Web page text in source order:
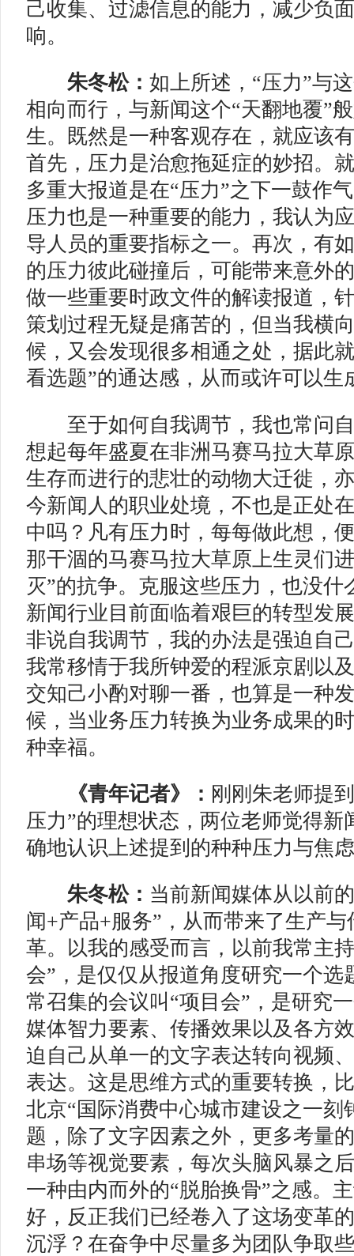
己收集、过滤信息的能力，减少负
响。
朱冬松： 如上所述，“压力”与
相向而行，与新闻这个“天翻地覆”
生。既然是一种客观存在，就应该
首先，压力是治愈拖延症的妙招。
多重大报道是在“压力”之下一鼓作
压力也是一种重要的能力，我认为
导人员的重要指标之一。再次，有
的压力彼此碰撞后，可能带来意外
做一些重要时政文件的解读报道，
策划过程无疑是痛苦的，但当我横
候，又会发现很多相通之处，据此
看选题”的通达感，从而或许可以生
至于如何自我调节，我也常问自
想起每年盛夏在非洲马赛马拉大草
生存而进行的悲壮的动物大迁徙，
今新闻人的职业处境，不也是正处
中吗？凡有压力时，每每做此想，
那干涸的马赛马拉大草原上生灵们
灭”的抗争。克服这些压力，也没什
新闻行业目前面临着艰巨的转型发
非说自我调节，我的办法是强迫自
我常移情于我所钟爱的程派京剧以
交知己小酌对聊一番，也算是一种
候，当业务压力转换为业务成果的
种幸福。
《青年记者》： 刚刚朱老师提
压力”的理想状态，两位老师觉得新
确地认识上述提到的种种压力与焦虑
朱冬松： 当前新闻媒体从以前
闻+产品+服务”，从而带来了生产
革。以我的感受而言，以前我常主
会”，是仅仅从报道角度研究一个选
常召集的会议叫“项目会”，是研究
媒体智力要素、传播效果以及各方
迫自己从单一的文字表达转向视频
表达。这是思维方式的重要转换，
北京“国际消费中心城市建设之一刻
题，除了文字因素之外，更多考量
串场等视觉要素，每次头脑风暴之
一种由内而外的“脱胎换骨”之感。
好，反正我们已经卷入了这场变革
沉浮？在奋争中尽量多为团队争取